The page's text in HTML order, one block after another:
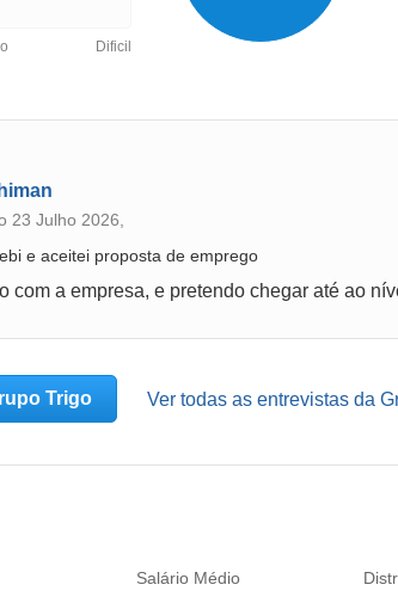
Dificil
23 Julho 2026,
e aceitei proposta de emprego
Trigo Ver todas as entrevistas da
Salário Médio